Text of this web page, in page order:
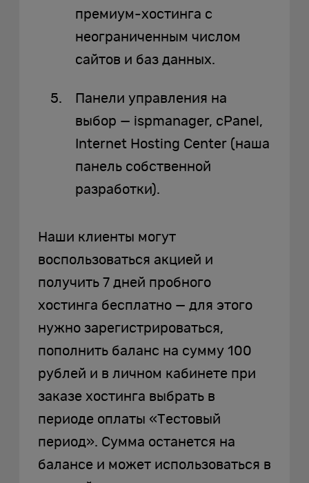
премиум-хостинга с
неограниченным числом
сайтов и баз данных.
Панели управления на
выбор — ispmanager, cPanel,
Internet Hosting Center (наша
панель собственной
разработки).
Наши клиенты могут
воспользоваться акцией и
получить 7 дней пробного
хостинга бесплатно — для этого
нужно зарегистрироваться,
пополнить баланс на сумму 100
рублей и в личном кабинете при
заказе хостинга выбрать в
периоде оплаты «Тестовый
период». Сумма останется на
балансе и может использоваться в